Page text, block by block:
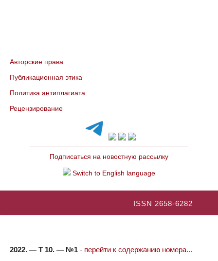
Авторские права
Публикационная этика
Политика антиплагиата
Рецензирование
Подписаться на новостную рассылку
Switch to English language
ISSN 2658-6282
2022. — Т 10. — №1 - перейти к содержанию номера...